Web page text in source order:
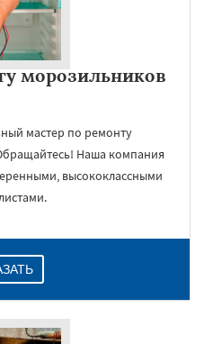
морозильников
мастер по ремонту
Наша компания
высококлассными